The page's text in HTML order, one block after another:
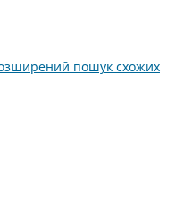
пошук схожих